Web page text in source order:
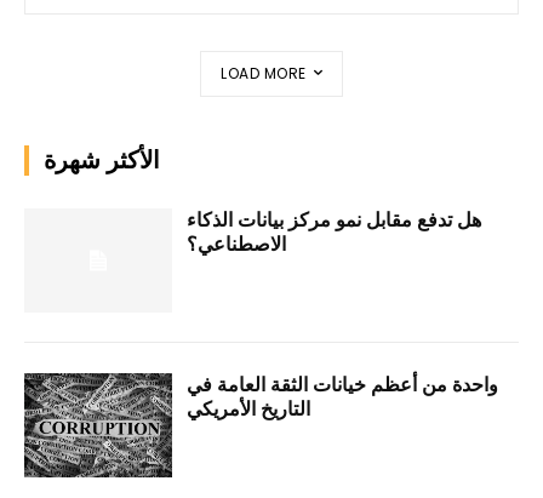
LOAD MORE
الأكثر شهرة
هل تدفع مقابل نمو مركز بيانات الذكاء
الاصطناعي؟
واحدة من أعظم خيانات الثقة العامة في
التاريخ الأمريكي